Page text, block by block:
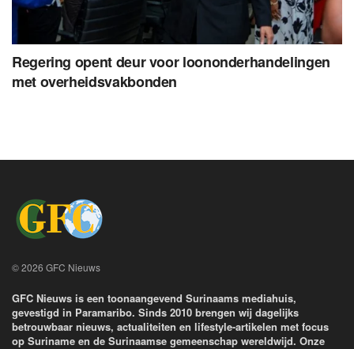
Regering opent deur voor loononderhandelingen
met overheidsvakbonden
© 2026 GFC Nieuws
GFC Nieuws is een toonaangevend Surinaams mediahuis,
gevestigd in Paramaribo. Sinds 2010 brengen wij dagelijks
betrouwbaar nieuws, actualiteiten en lifestyle-artikelen met focus
op Suriname en de Surinaamse gemeenschap wereldwijd. Onze